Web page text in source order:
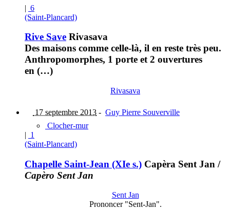
| 6
(Saint-Plancard)
Rive Save Rivasava
Des maisons comme celle-là, il en reste très peu.
Anthropomorphes, 1 porte et 2 ouvertures
en (…)
Rivasava
17 septembre 2013 - Guy Pierre Souverville
Clocher-mur
| 1
(Saint-Plancard)
Chapelle Saint-Jean (XIe s.) Capèra Sent Jan /
Capèro Sent Jan
Sent Jan
Prononcer "Sent-Jan".